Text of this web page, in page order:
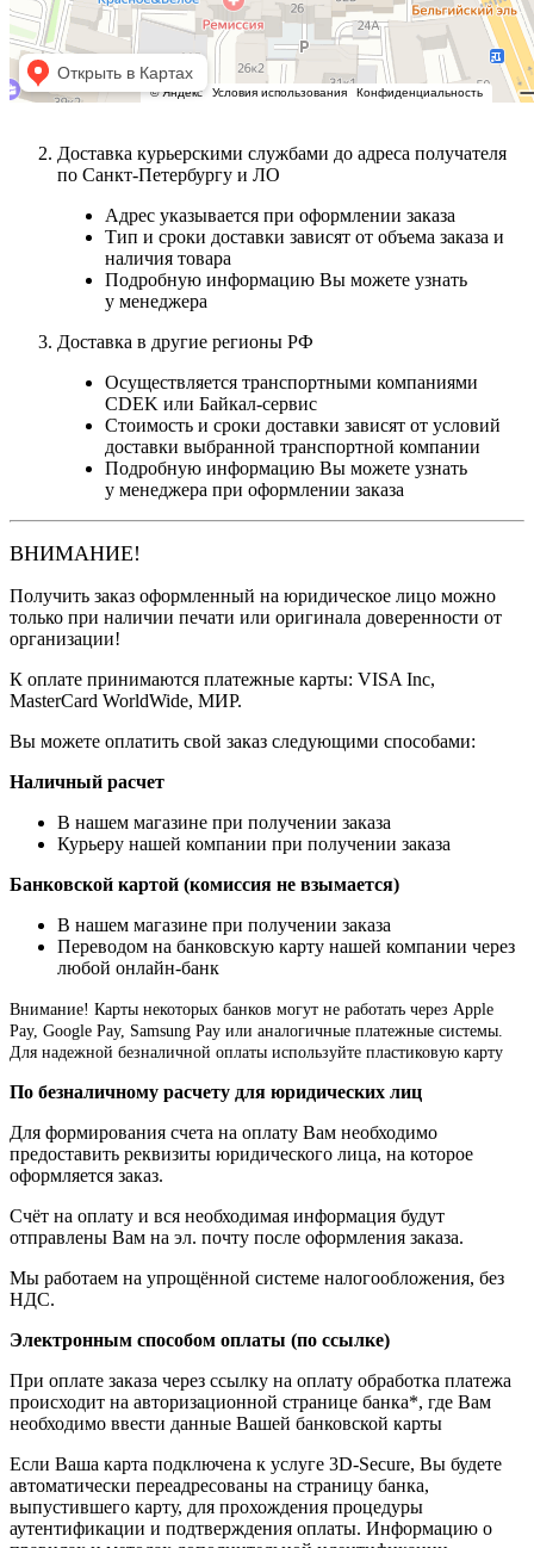
Доставка курьерскими службами до адреса получателя
по Санкт-Петербургу и ЛО
Адрес указывается при оформлении заказа
Тип и сроки доставки зависят от объема заказа и
наличия товара
Подробную информацию Вы можете узнать
у менеджера
Доставка в другие регионы РФ
Осуществляется транспортными компаниями
CDEK или Байкал-сервис
Стоимость и сроки доставки зависят от условий
доставки выбранной транспортной компании
Подробную информацию Вы можете узнать
у менеджера при оформлении заказа
ВНИМАНИЕ!
Получить заказ оформленный на юридическое лицо можно
только при наличии печати или оригинала доверенности от
организации!
К оплате принимаются платежные карты: VISA Inc,
MasterCard WorldWide, МИР.
Вы можете оплатить свой заказ следующими способами:
Наличный расчет
В нашем магазине при получении заказа
Курьеру нашей компании при получении заказа
Банковской картой (комиссия не взымается)
В нашем магазине при получении заказа
Переводом на банковскую карту нашей компании через
любой онлайн-банк
Внимание! Карты некоторых банков могут не работать через Apple
Pay, Google Pay, Samsung Pay или аналогичные платежные системы.
Для надежной безналичной оплаты используйте пластиковую карту
По безналичному расчету для юридических лиц
Для формирования счета на оплату Вам необходимо
предоставить реквизиты юридического лица, на которое
оформляется заказ.
Счёт на оплату и вся необходимая информация будут
отправлены Вам на эл. почту после оформления заказа.
Мы работаем на упрощённой системе налогообложения, без
НДС.
Электронным способом оплаты (по ссылке)
При оплате заказа через ссылку на оплату обработка платежа
происходит на авторизационной странице банка*, где Вам
необходимо ввести данные Вашей банковской карты
Если Ваша карта подключена к услуге 3D-Secure, Вы будете
автоматически переадресованы на страницу банка,
выпустившего карту, для прохождения процедуры
аутентификации и подтверждения оплаты. Информацию о